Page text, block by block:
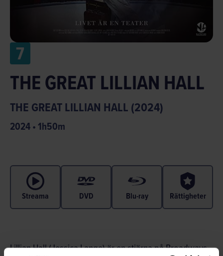
7
THE GREAT LILLIAN HALL
THE GREAT LILLIAN HALL (2024)
2024•1h50m
Streama DVD Blu-ray Rättigheter
Lillian Hall (Jessica Lange) är en stjärna på Broadways